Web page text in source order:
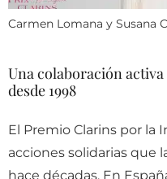
Carmen Lomana y Susana
Una colaboración
desde 1998
El Premio Clarins por la
acciones solidarias que
hace décadas. En